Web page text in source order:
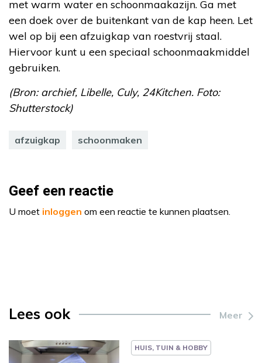
met warm water en schoonmaakazijn. Ga met
een doek over de buitenkant van de kap heen. Let
wel op bij een afzuigkap van roestvrij staal.
Hiervoor kunt u een speciaal schoonmaakmiddel
gebruiken.
(Bron: archief, Libelle, Culy, 24Kitchen. Foto:
Shutterstock)
afzuigkap schoonmaken
Geef een reactie
U moet inloggen om een reactie te kunnen plaatsen.
Lees ook Meer
HUIS, TUIN & HOBBY